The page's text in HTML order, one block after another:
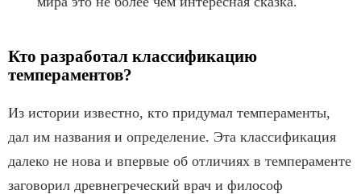
Кто разработал классификацию
темпераментов?
Из истории известно, кто придумал темпераменты,
дал им названия и определение. Эта классификация
далеко не нова и впервые об отличиях в темпераменте
заговорил древнегреческий врач и философ